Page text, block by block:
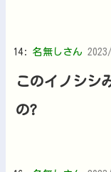
14: 名無しさん
このイノシシ
の?